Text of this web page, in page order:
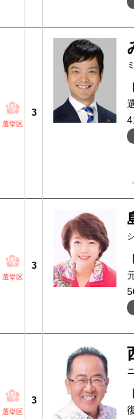
選挙区
3
選挙区
3
選挙区
3